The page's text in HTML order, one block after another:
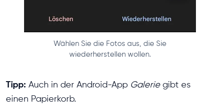
Wählen Sie die Fotos aus, die Sie
wiederherstellen wollen.
Tipp: Auch in der Android-App Galeriegibt es
einen Papierkorb.